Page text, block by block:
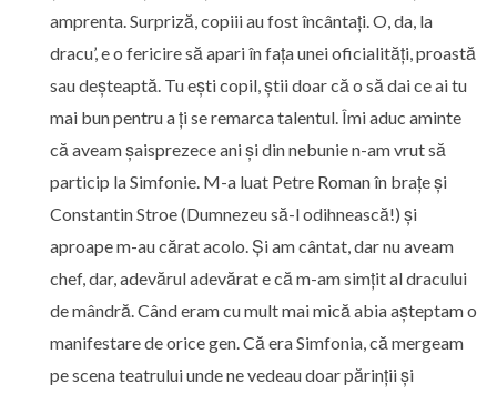
amprenta. Surpriză, copiii au fost încântați. O, da, la
dracu’, e o fericire să apari în fața unei oficialități, proastă
sau deșteaptă. Tu ești copil, știi doar că o să dai ce ai tu
mai bun pentru a ți se remarca talentul. Îmi aduc aminte
că aveam șaisprezece ani și din nebunie n-am vrut să
particip la Simfonie. M-a luat Petre Roman în brațe și
Constantin Stroe (Dumnezeu să-l odihnească!) și
aproape m-au cărat acolo. Și am cântat, dar nu aveam
chef, dar, adevărul adevărat e că m-am simțit al dracului
de mândră. Când eram cu mult mai mică abia așteptam o
manifestare de orice gen. Că era Simfonia, că mergeam
pe scena teatrului unde ne vedeau doar părinții și